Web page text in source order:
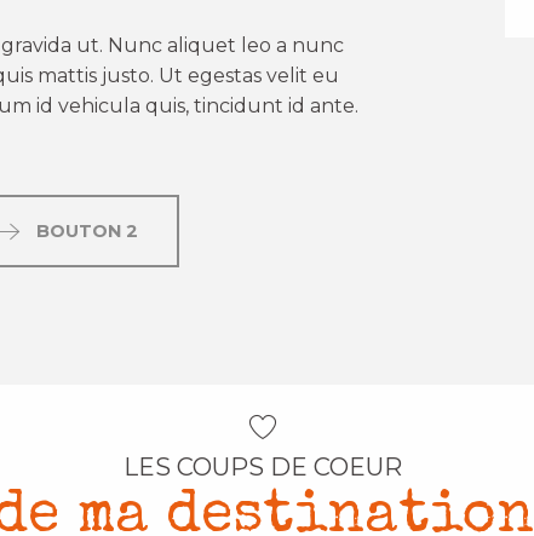
ut. Nunc aliquet leo a nunc
mattis justo. Ut egestas velit eu
id vehicula quis, tincidunt id ante.
BOUTON 2
LES COUPS DE COEUR
ma destination